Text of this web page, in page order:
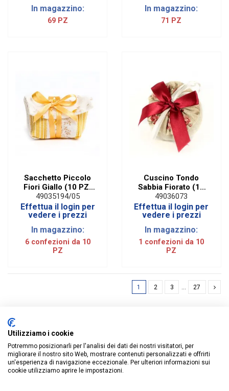
In magazzino:
69 PZ
In magazzino:
71 PZ
Sacchetto Piccolo
Fiori Giallo (10 PZ)
STOCK
49035194/05
Effettua il login per
vedere i prezzi
In magazzino:
6 confezioni da 10
PZ
Cuscino Tondo
Sabbia Fiorato (10
PZ) STOCK
49036073
Effettua il login per
vedere i prezzi
In magazzino:
1 confezioni da 10
PZ
1 2 3 27
ISCRIVITI ALLA NEWSLETTER
Utilizziamo i cookie
Potremmo posizionarli per l'analisi dei dati dei nostri visitatori, per
migliorare il nostro sito Web, mostrare contenuti personalizzati e offrirti
un'esperienza di navigazione eccezionale. Per ulteriori informazioni sui
cookie utilizziamo aprire le impostazioni.